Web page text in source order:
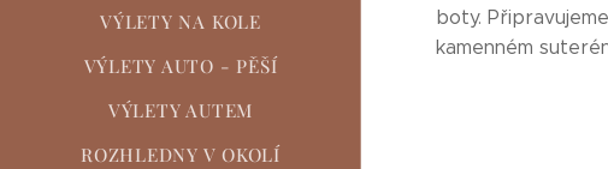
VÝLETY NA KOLE
VÝLETY AUTO - PĚŠÍ
VÝLETY AUTEM
ROZHLEDNY V OKOLÍ
boty.
kamenném